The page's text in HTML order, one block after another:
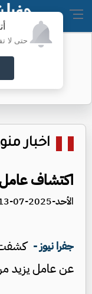
حتى لا
اخبار
اكتشاف عامل
الأحد-2025-07-13 11:31 am
جفرا نيوز - كشفت
عن عامل يزيد من